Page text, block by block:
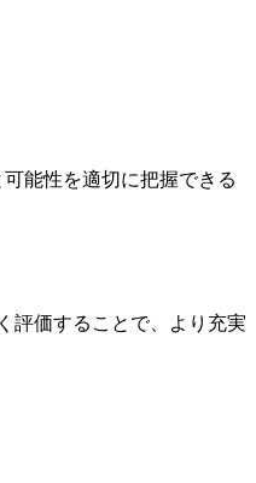
能性を適切に把握できる
評価することで、より充実